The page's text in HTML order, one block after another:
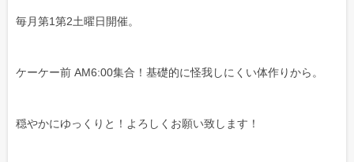
毎月第1第2土曜日開催。
ケーケー前 AM6:00集合！基礎的に怪我しにくい体作りから。
穏やかにゆっくりと！よろしくお願い致します！